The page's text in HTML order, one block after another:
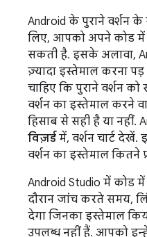
Android के पुराने वर्शन
लिए, आपको अपने कोड में
सकती है. इसके अलावा,
ज़्यादा इस्तेमाल करना
चाहिए कि पुराने वर्शन
वर्शन का इस्तेमाल करने
हिसाब से सही है या नहीं.
विज़र्ड में, वर्शन चार्ट
वर्शन का इस्तेमाल कितने
Android Studio में कोड
दौरान जांच करते समय,
देगा जिनका इस्तेमाल
उपलब्ध नहीं हैं. आपको